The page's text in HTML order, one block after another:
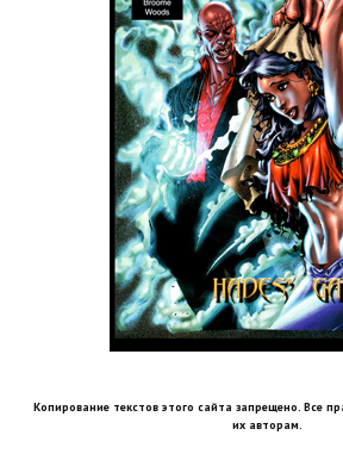
Работы Kuroneko
Doom 3 Remaster Fan Edition
X2 - The Threat Remaster Fan Edition
Quake III Arena Remaster Fan Edition
Star Trek Voyager Elite Force Remaster
Sacred Gold Remaster Fan Edition
Red Faction remaster Fan Edition
Age of Pirates: Caribbean Tales
Копирование текстов этого сайта запрещено. Все
их авторам.